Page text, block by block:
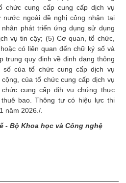
chức cung cấp cung cấp dịch vụ
ngoài đề nghị công nhận tại
phát triển ứng dụng sử dụng
vụ tin cậy; (5) Cơ quan, tổ chức,
có liên quan đến chữ ký số và
trung quy định về định dạng thông
của tổ chức cung cấp dịch vụ
của tổ chức cung cấp dịch vụ
cung cấp dịh vụ chứng thực
bao. Thông tư có hiệu lực thi
năm 2026./.
- Bộ Khoa học và Công nghệ